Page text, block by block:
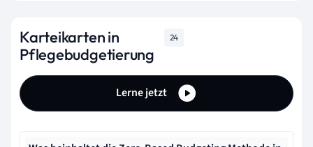
Karteikarten in
Pflegebudgetierung
24
Lerne jetzt